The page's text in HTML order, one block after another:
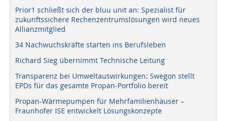
Prior1 schließt sich der bluu unit an: Spezialist für
zukunftssichere Rechenzentrumslösungen wird neues
Allianzmitglied
34 Nachwuchskräfte starten ins Berufsleben
Richard Sieg übernimmt Technische Leitung
Transparenz bei Umweltauswirkungen: Swegon stellt
EPDs für das gesamte Propan-Portfolio bereit
Propan-Wärmepumpen für Mehrfamilienhäuser –
Fraunhofer ISE entwickelt Lösungskonzepte